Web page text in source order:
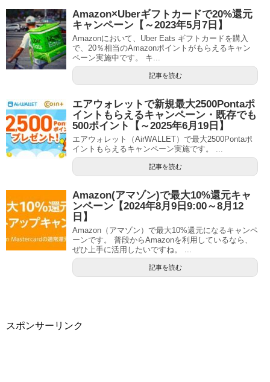
Amazon×Uberギフトカードで20%還元
キャンペーン【～2023年5月7日】
Amazonにおいて、Uber Eats ギフトカードを購入
で、20％相当のAmazonポイントがもらえるキャン
ペーン実施中です。 キ...
記事を読む
エアウォレットで新規最大2500Pontaポ
イントもらえるキャンペーン・既存でも
500ポイント【～2025年6月19日】
エアウォレット（AirWALLET）で最大2500Pontaポ
イントもらえるキャンペーン実施です。 ...
記事を読む
Amazon(アマゾン)で最大10%還元キャ
ンペーン【2024年8月9日9:00～8月12
日】
Amazon（アマゾン）で最大10%還元になるキャンペ
ーンです。 普段からAmazonを利用しているなら、
ぜひ上手に活用したいですね。 ...
記事を読む
スポンサーリンク